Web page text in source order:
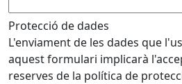
Protecció de dades
L'enviament de les dades que
aquest formulari implicarà
reserves de la política de